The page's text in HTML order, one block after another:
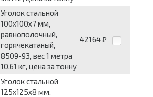
Уголок стальной
100x100x7 мм,
равнополочный,
горячекатаный,
8509-93, вес 1 метра
10.61 кг, цена за тонну
42164 ₽
Уголок стальной
125x125x8 мм,